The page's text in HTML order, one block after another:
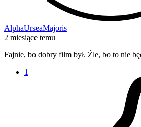
AlphaUrseaMajoris
2 miesiące temu
Fajnie, bo dobry film był. Źle, bo to nie
1